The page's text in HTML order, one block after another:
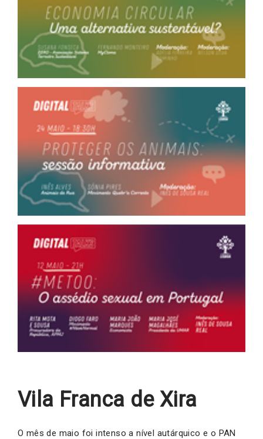
Vila Franca de Xira
O mês de maio foi intenso a nível autárquico e o PAN